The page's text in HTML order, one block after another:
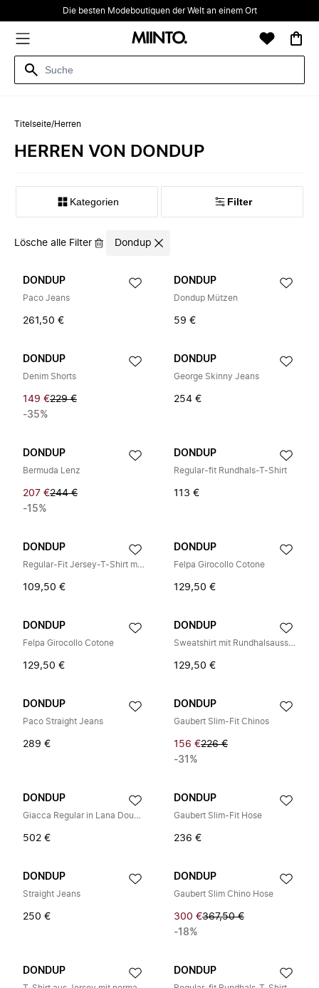
Die besten Modeboutiquen der Welt an einem Ort
Titelseite/Herren
HERREN VON DONDUP
Kategorien Filter
Lösche alle Filter Dondup
DONDUP
Paco Jeans
261,50 €
DONDUP
Dondup Mützen
59 €
DONDUP
Denim Shorts
149 €229 €
-35%
DONDUP
George Skinny Jeans
254 €
DONDUP
Bermuda Lenz
207 €244 €
-15%
DONDUP
Regular-fit Rundhals-T-Shirt
113 €
DONDUP
Regular-Fit Jersey-T-Shirt mit Rundhalsausschnitt
109,50 €
DONDUP
Felpa Girocollo Cotone
129,50 €
DONDUP
Felpa Girocollo Cotone
129,50 €
DONDUP
Sweatshirt mit Rundhalsausschnitt in regulärer Passform
129,50 €
DONDUP
Paco Straight Jeans
289 €
DONDUP
Gaubert Slim-Fit Chinos
156 €226 €
-31%
DONDUP
Giacca Regular in Lana Double
502 €
DONDUP
Gaubert Slim-Fit Hose
236 €
DONDUP
Straight Jeans
250 €
DONDUP
Gaubert Slim Chino Hose
300 €367,50 €
-18%
DONDUP DONDUP